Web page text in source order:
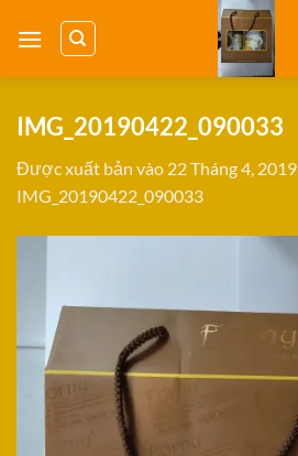
qua
IMG_20190422_090033
Được xuất bản vào 22 Tháng 4, 2019
IMG_20190422_090033